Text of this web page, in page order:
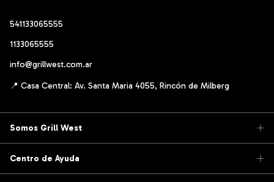
541133065555
1133065555
info@grillwest.com.ar
Somos Grill West
Centro de Ayuda